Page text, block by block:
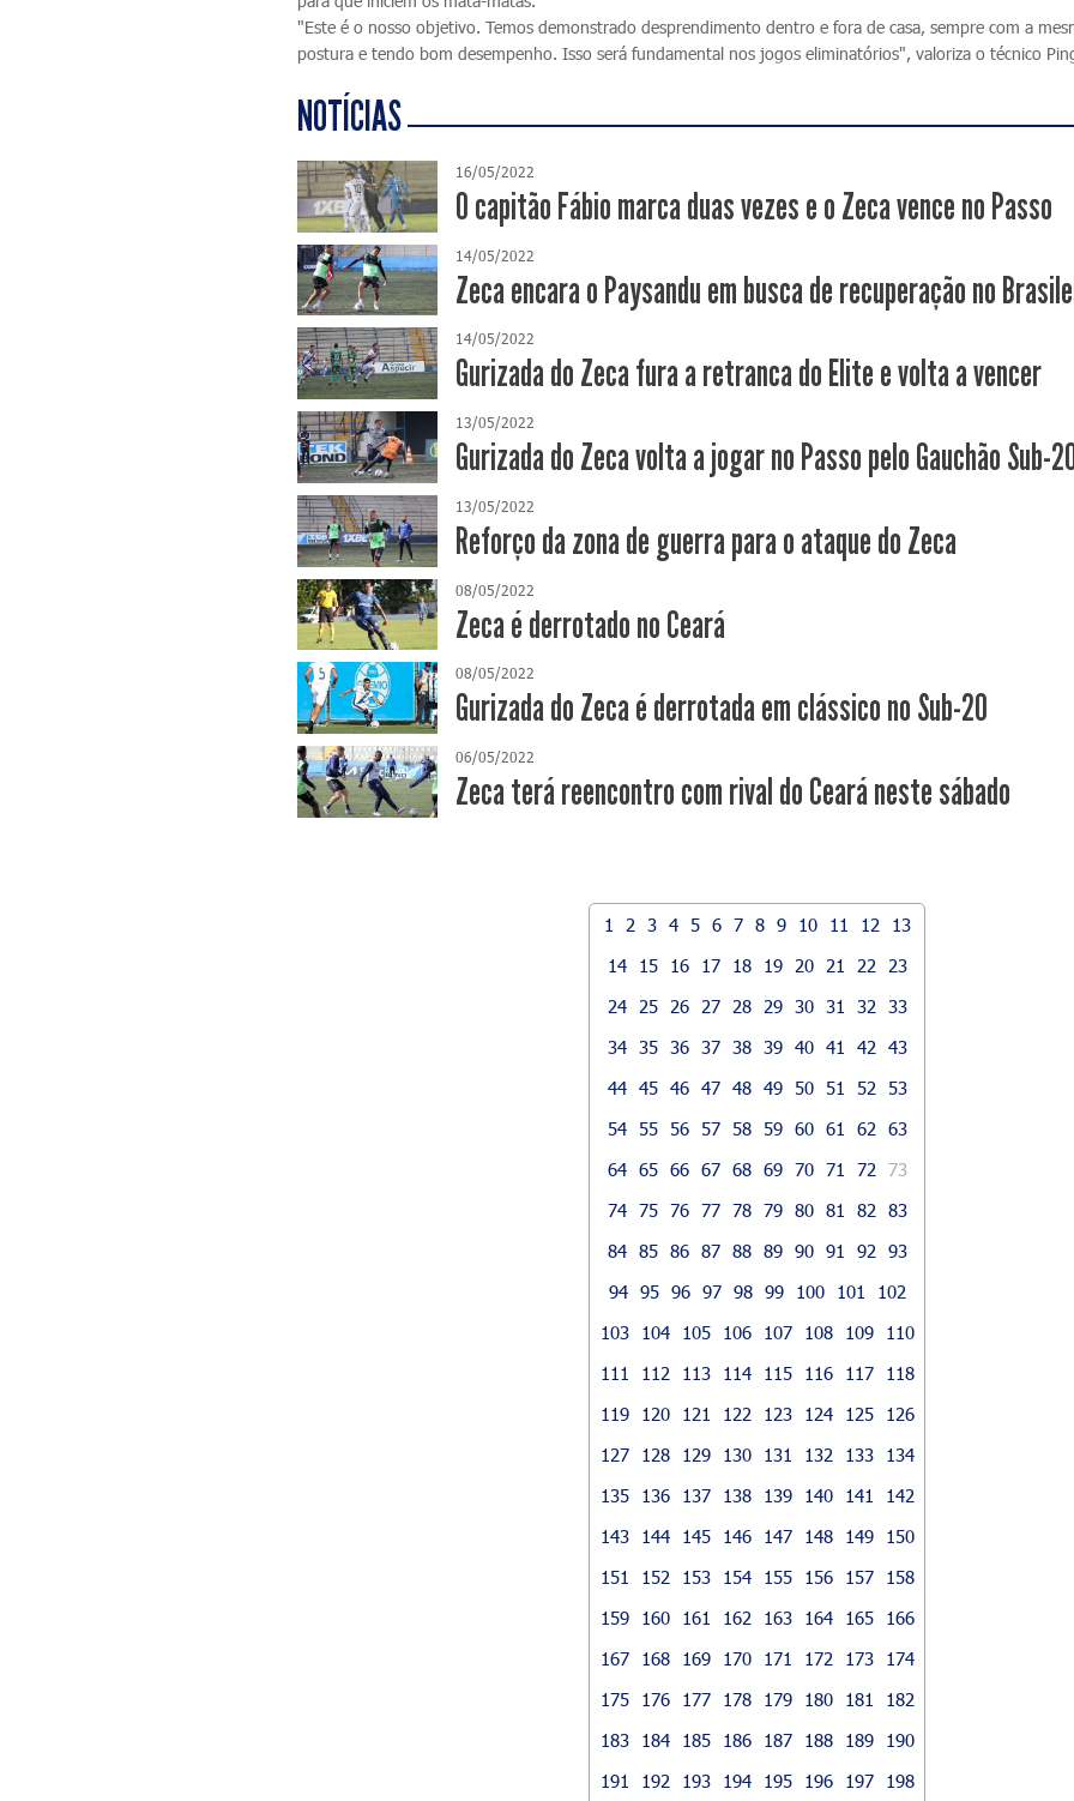
"Este é o nosso objetivo. Temos demonstrado desprendimento dentro e fora de casa, sempre com a
postura e tendo bom desempenho. Isso será fundamental nos jogos eliminatórios", valoriza o técnico
NOTÍCIAS
16/05/2022
O capitão Fábio marca duas vezes e o Zeca vence no Passo
14/05/2022
Zeca encara o Paysandu em busca de recuperação no
14/05/2022
Gurizada do Zeca fura a retranca do Elite e volta a vencer
13/05/2022
Gurizada do Zeca volta a jogar no Passo pelo Gauchão Sub-
13/05/2022
Reforço da zona de guerra para o ataque do Zeca
08/05/2022
Zeca é derrotado no Ceará
08/05/2022
Gurizada do Zeca é derrotada em clássico no Sub-20
06/05/2022
Zeca terá reencontro com rival do Ceará neste sábado
1 2 3 4 5 6 7 8 9 10 11 12
13
14
15 16 17 18 19 20 21 22
23
24
25 26 27 28 29 30 31 32
33
34 35 36 37 38 39 40 41 42
43
44 45 46 47 48 49 50 51 52
53
54 55 56 57 58 59 60 61 62
63
64 65 66 67 68 69 70 71 72
73
74 75 76 77 78 79 80 81 82
83
84 85 86 87 88 89 90 91 92
93
94 95 96 97 98 99 100 101
102
103
104 105 106 107 108 109
110
111
112 113 114 115 116 117
118
119
120 121 122 123 124 125
126
127
128 129 130 131 132 133
134
135
136 137 138 139 140 141
142
143
144 145 146 147 148 149
150
151
152 153 154 155 156 157
158
159
160 161 162 163 164 165
166
167
168 169 170 171 172 173
174
175
176 177 178 179 180 181
182
183
184 185 186 187 188 189
190
191
192 193 194 195 196 197
198